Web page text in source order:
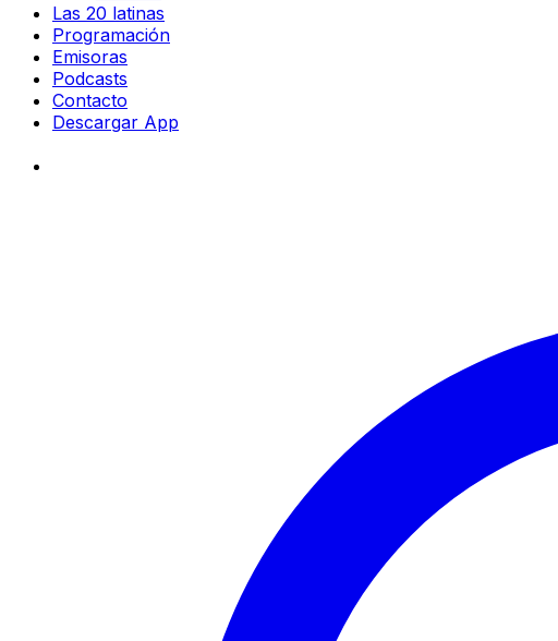
Las 20 latinas
Programación
Emisoras
Podcasts
Contacto
Descargar App